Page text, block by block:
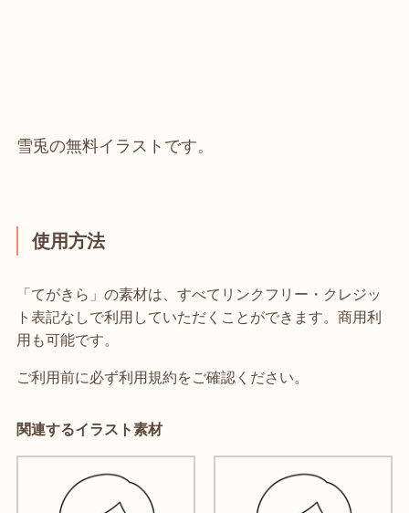
雪兎の無料イラストです。
使用方法
「てがきら」の素材は、すべてリンクフリー・クレジッ
ト表記なしで利用していただくことができます。商用利
用も可能です。
ご利用前に必ず利用規約をご確認ください。
関連するイラスト素材